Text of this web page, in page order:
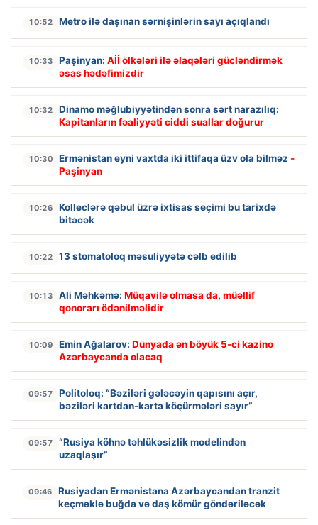
10:52 Metro ilə daşınan sərnişinlərin sayı açıqlandı
10:33 Paşinyan: Aİİ ölkələri ilə əlaqələri gücləndirmək
əsas hədəfimizdir
10:32
Dinamo məğlubiyyətindən sonra sərt narazılıq:
Kapitanların fəaliyyəti ciddi suallar doğurur
10:30 Ermənistan eyni vaxtda iki ittifaqa üzv ola bilməz -
Paşinyan
10:26
Kolleclərə qəbul üzrə ixtisas seçimi bu tarixdə
bitəcək
10:22 13 stomatoloq məsuliyyətə cəlb edilib
10:13 Ali Məhkəmə: Müqavilə olmasa da, müəllif
qonorarı ödənilməlidir
10:09 Emin Ağalarov: Dünyada ən böyük 5-ci kazino
Azərbaycanda olacaq
09:57
Politoloq: “Bəziləri gələcəyin qapısını açır,
bəziləri kartdan-karta köçürmələri sayır”
09:57
“Rusiya köhnə təhlükəsizlik modelindən
uzaqlaşır”
09:46
Rusiyadan Ermənistana Azərbaycandan tranzit
keçməklə buğda və daş kömür göndəriləcək